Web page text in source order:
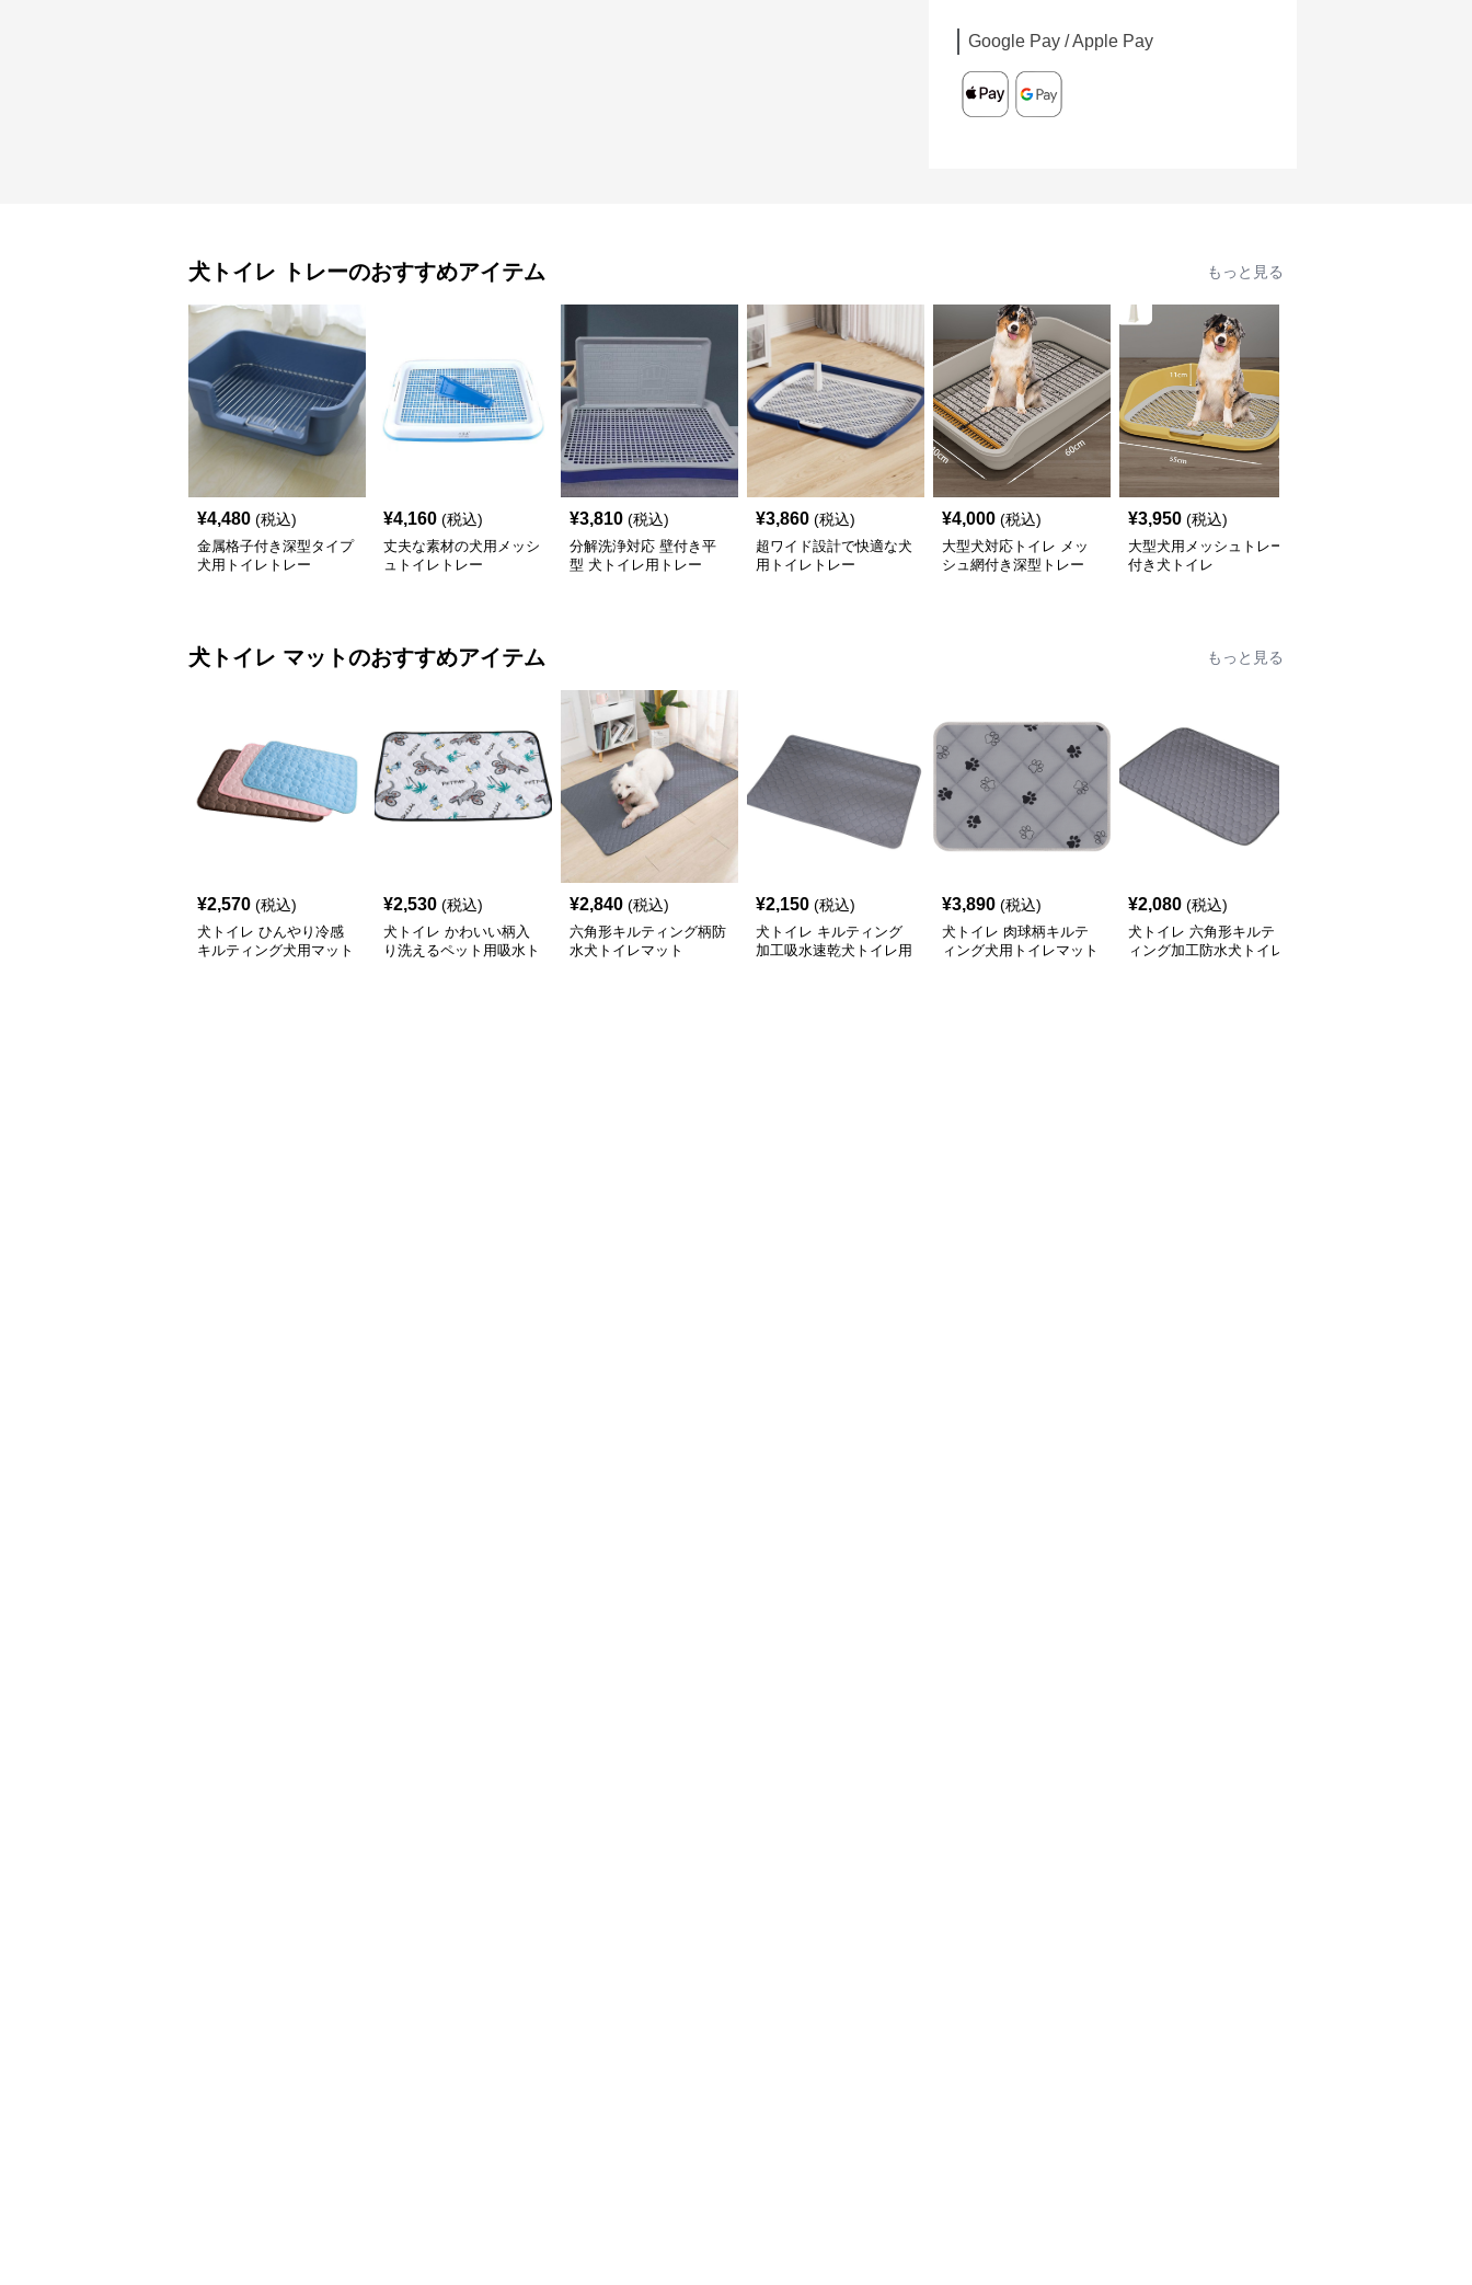
Google Pay / Apple Pay
犬トイレ トレーのおすすめアイテム もっと見る
¥4,480 (税込)
金属格子付き深型タイプ
犬用トイレトレー
¥4,160 (税込)
丈夫な素材の犬用メッシ
ュトイレトレー
¥3,810 (税込)
分解洗浄対応 壁付き平
型 犬トイレ用トレー
¥3,860 (税込)
超ワイド設計で快適な犬
用トイレトレー
¥4,000 (税込)
大型犬対応トイレ メッ
シュ網付き深型トレー
¥3,950 (税込)
大型犬用メッシュトレー
付き犬トイレ
犬トイレ マットのおすすめアイテム もっと見る
¥2,570 (税込)
犬トイレ ひんやり冷感
キルティング犬用マット
¥2,530 (税込)
犬トイレ かわいい柄入
り洗えるペット用吸水ト
¥2,840 (税込)
六角形キルティング柄防
水犬トイレマット
¥2,150 (税込)
犬トイレ キルティング
加工吸水速乾犬トイレ用
¥3,890 (税込)
犬トイレ 肉球柄キルテ
ィング犬用トイレマット
¥2,080 (税込)
犬トイレ 六角形キルテ
ィング加工防水犬トイレ